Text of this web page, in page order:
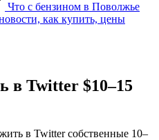
Что с бензином в Поволжье
как купить, цены
в Twitter $10–15
в Twitter собственные 10–